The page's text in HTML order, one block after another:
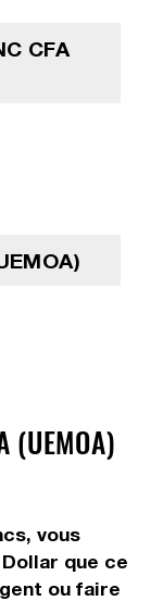
CFA
(UEMOA)
vous
que ce
ou faire